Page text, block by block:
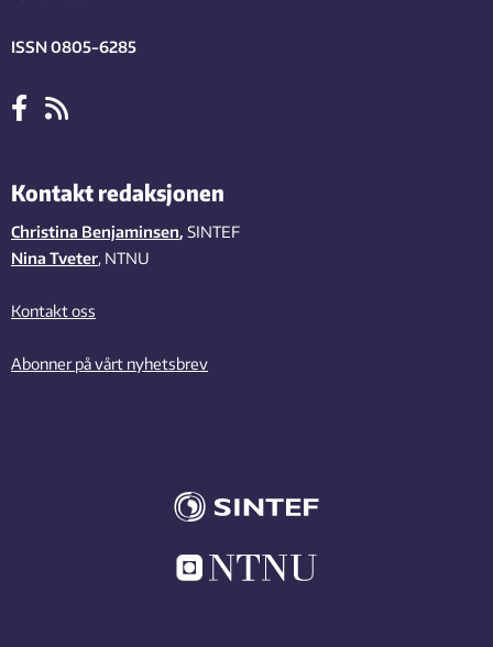
ISSN 0805-6285
Kontakt redaksjonen
Christina Benjaminsen, SINTEF
Nina Tveter, NTNU
Kontakt oss
Abonner på vårt nyhetsbrev